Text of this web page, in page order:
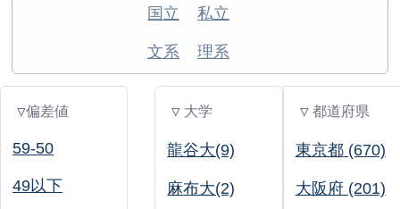
国立 私立
文系 理系
▽偏差値
59-50
49以下
▽ 大学
龍谷大(9)
麻布大(2)
▽ 都道府県
東京都 (670)
大阪府 (201)